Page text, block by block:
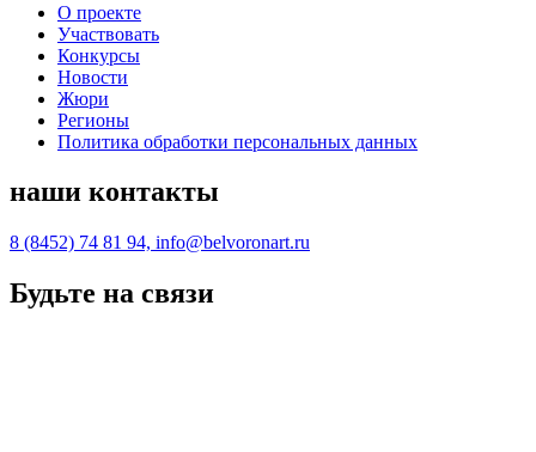
О проекте
Участвовать
Конкурсы
Новости
Жюри
Регионы
Политика обработки персональных данных
наши контакты
8 (8452) 74 81 94, info@belvoronart.ru
Будьте на связи